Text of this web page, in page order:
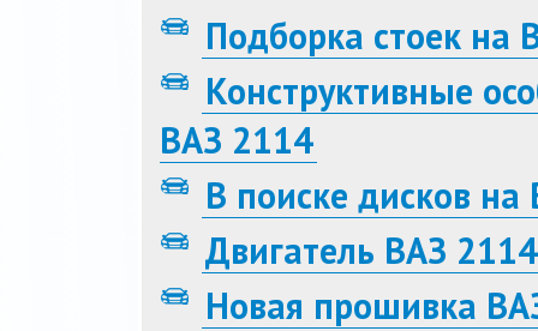
Подборка стоек на
Конструктивные
ВАЗ 2114
В поиске дисков
Двигатель ВАЗ
Новая прошивка